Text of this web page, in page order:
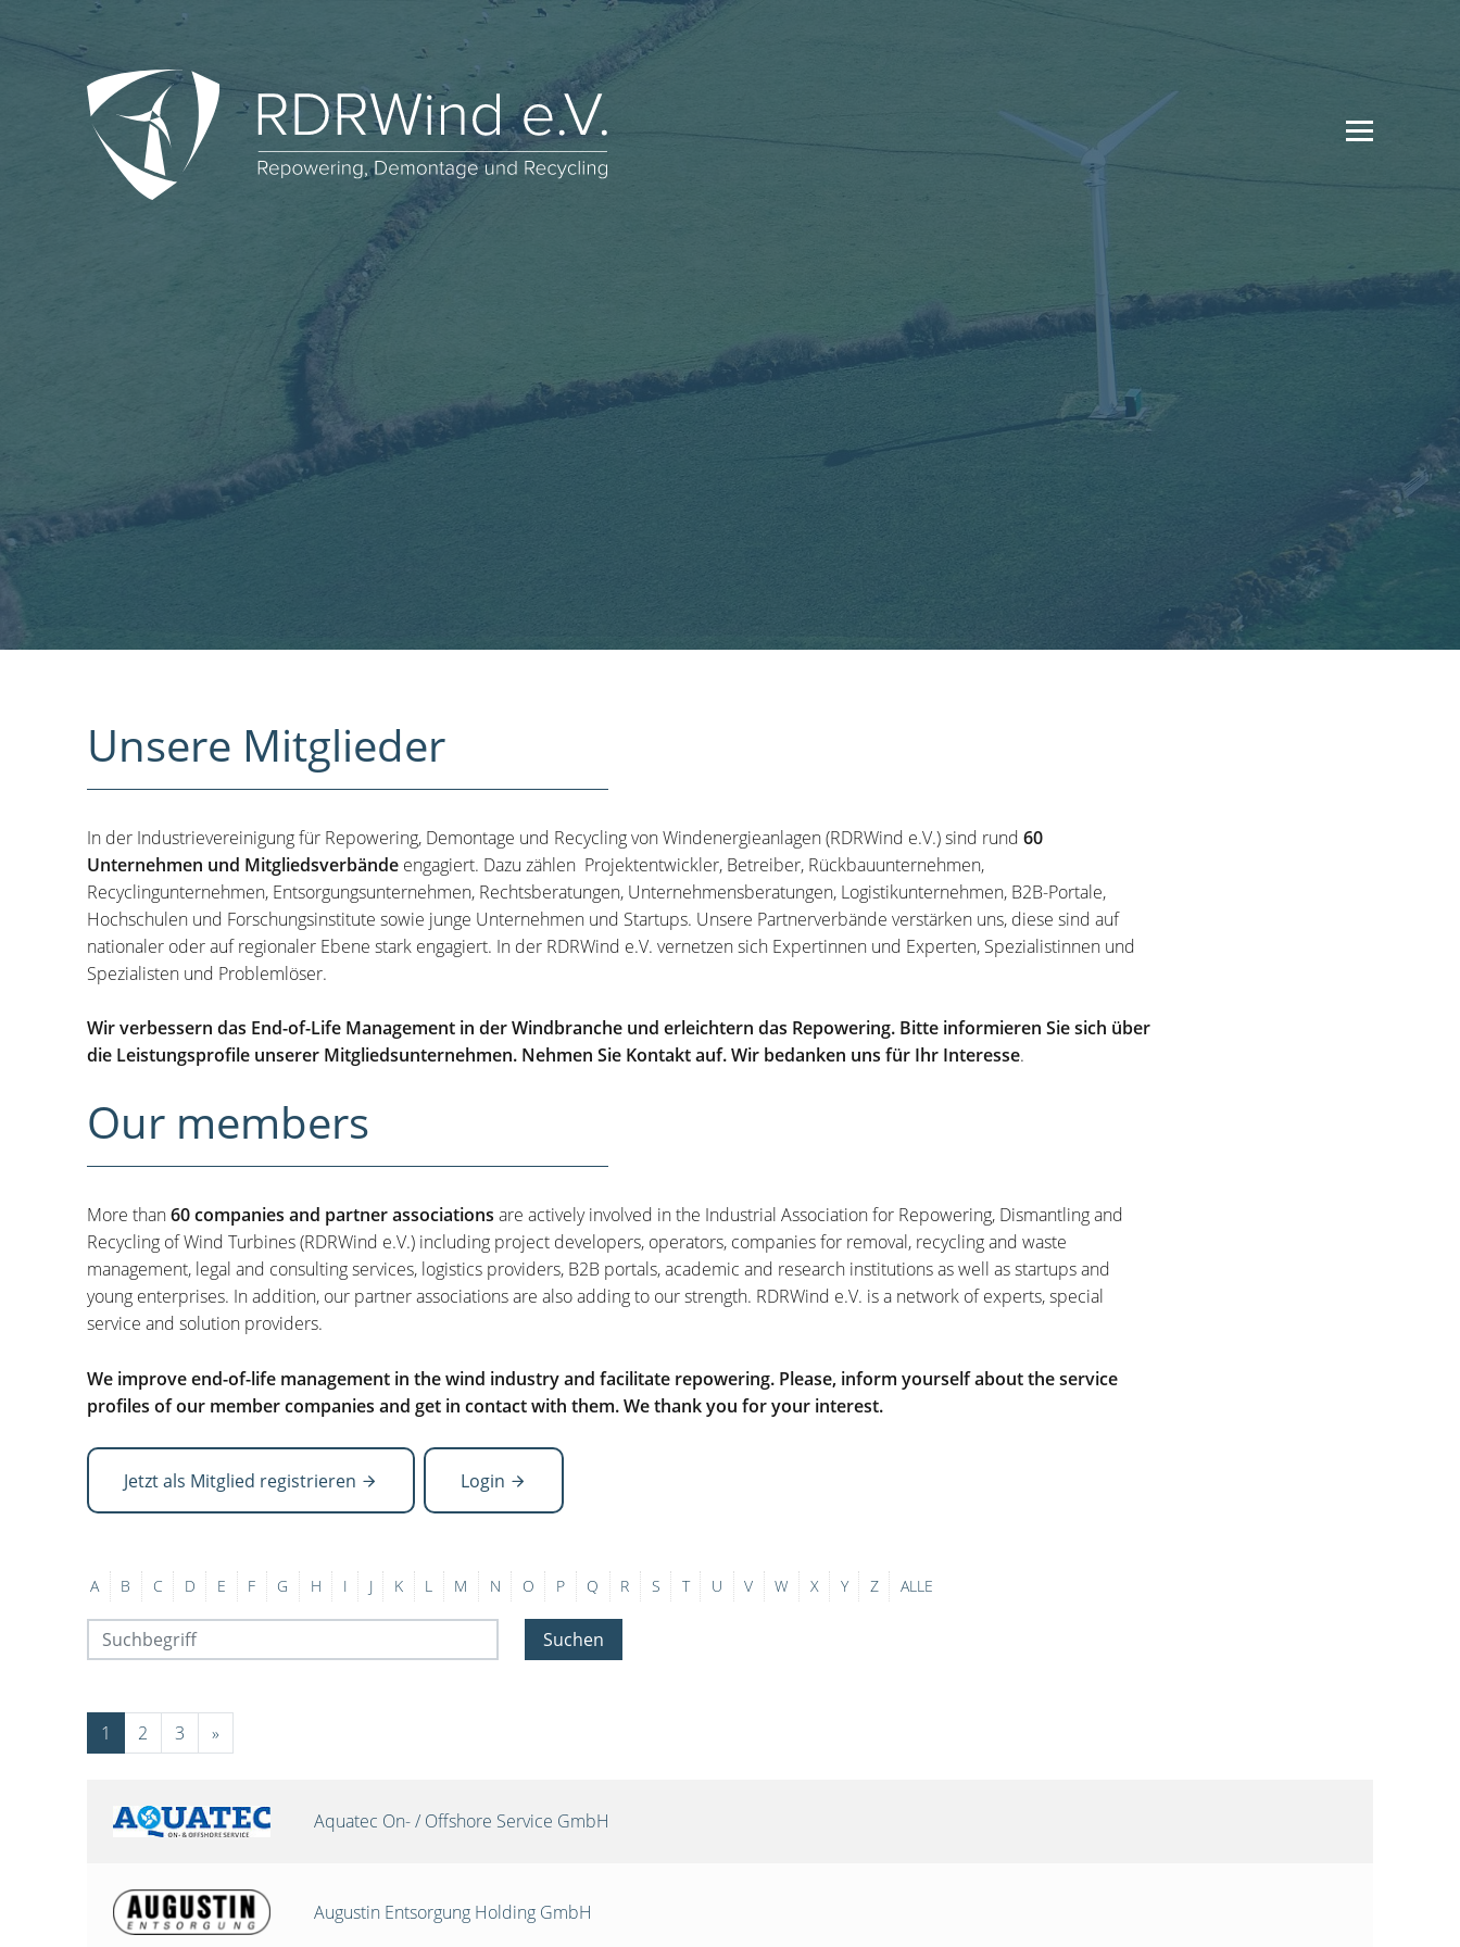
Unsere Mitglieder
In der Industrievereinigung für Repowering, Demontage und Recycling von Windenergieanlagen (RDRWind e.V.) sind rund 60
Unternehmen und Mitgliedsverbände engagiert. Dazu zählen Projektentwickler, Betreiber, Rückbauunternehmen,
Recyclingunternehmen, Entsorgungsunternehmen, Rechtsberatungen, Unternehmensberatungen, Logistikunternehmen, B2B-Portale,
Hochschulen und Forschungsinstitute sowie junge Unternehmen und Startups. Unsere Partnerverbände verstärken uns, diese sind auf
nationaler oder auf regionaler Ebene stark engagiert. In der RDRWind e.V. vernetzen sich Expertinnen und Experten, Spezialistinnen und
Spezialisten und Problemlöser.
Wir verbessern das End-of-Life Management in der Windbranche und erleichtern das Repowering. Bitte informieren Sie sich über
die Leistungsprofile unserer Mitgliedsunternehmen. Nehmen Sie Kontakt auf. Wir bedanken uns für Ihr Interesse.
Our members
More than60 companies and partner associations are actively involved in the Industrial Association for Repowering, Dismantling and
Recycling of Wind Turbines (RDRWind e.V.) including project developers, operators, companies for removal, recycling and waste
management, legal and consulting services, logistics providers, B2B portals, academic and research institutions as well as startups and
young enterprises. In addition, our partner associations are also adding to our strength. RDRWind e.V. is a network of experts, special
service and solution providers.
We improve end-of-life management in the wind industry and facilitate repowering. Please, inform yourself about the service
profiles of our member companies and get in contact with them. We thank you for your interest.
Jetzt als Mitglied registrieren Login
A B C D E F G H I J K L M N O P Q R S T U V W X Y Z ALLE
Suchen
1 2 3 »
Aquatec On- / Offshore Service GmbH
Augustin Entsorgung Holding GmbH